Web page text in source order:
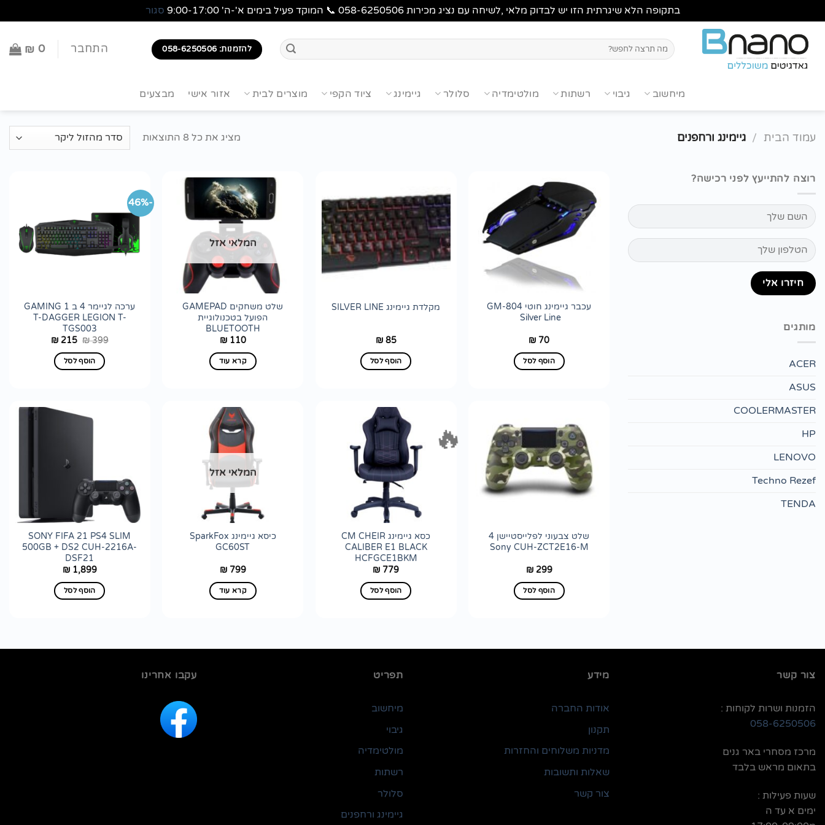
בתקופה הלא שיגרתית הזו יש לבדוק מלאי ,לשיחה עם נציג מכירות 058-6250506 📞 המוקד פעיל בימים א'-ה' 9:00-17:00
סגור
content
חיפוש
עבור:
להזמנות: 058-6250506 התחבר ₪ 0
מיחשוב גיבוי רשתות מולטימדיה סלולר גיימינג ציוד הקפי מוצרים לבית אזור אישי מבצעים
עמוד הבית / גיימינג ורחפנים מציג את כל 8 התוצאות
רוצה להתייעץ לפני רכישה?
מותגים
ACER
ASUS
COOLERMASTER
HP
LENOVO
Techno Rezef
TENDA
הוסף
לרשימת
עכבר גיימינג חוטי GM-804
Silver Line
₪ 70
הוסף לסל
הוסף
לרשימת
wishlist
מקלדת גיימינג SILVER LINE
₪85
הוסף לסל
לרשימת
wishlist
המלאי אזל
שלט משחקים GAMEPAD
הפועל בטכנולוגיית
BLUETOOTH
₪110
קרא עוד
-46%
הוסף
לרשימת
wishlist
ערכה לגיימר 4 ב 1 GAMING
T-DAGGER LEGION T-
TGS003
₪399
המחיר
היה:
₪ 399.
₪215
הוסף לסל
הוסף
לרשימת
wishlist
שלט צבעוני לפלייסטיישן 4
Sony CUH-ZCT2E16-M
₪299
הוסף לסל
🔥
כסא גיימינג CM CHEIR
CALIBER E1 BLACK
HCFGCE1BKM
₪ 779
הוסף לסל
המלאי אזל
כיסא גיימינג SparkFox
GC60ST
₪799
קרא עוד
SONY FIFA 21 PS4 SLIM
500GB + DS2 CUH-2216A-
DSF21
₪1,899
הוסף לסל
צור קשר
הזמנות ושרות לקוחות :
058-6250506
מרכז מסחרי באר גנים
בתאום מראש בלבד
שעות פעילות :
ימים א עד ה
מידע
אודות החברה
תקנון
מדניות משלוחים והחזרות
שאלות ותשובות
צור קשר
תפריט
מיחשוב
גיבוי
מולטימדיה
רשתות
סלולר
גיימינג ורחפנים
עקבו אחרינו